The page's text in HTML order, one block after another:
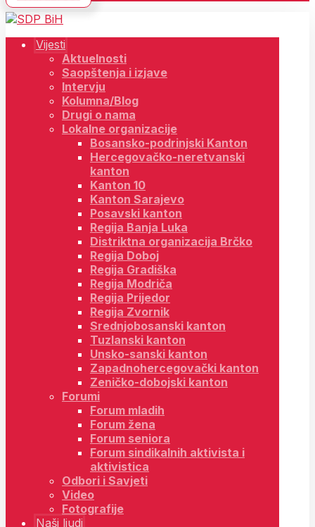
Vijesti
Aktuelnosti
Saopštenja i izjave
Intervju
Kolumna/Blog
Drugi o nama
Lokalne organizacije
Bosansko-podrinjski Kanton
Hercegovačko-neretvanski
kanton
Kanton 10
Kanton Sarajevo
Posavski kanton
Regija Banja Luka
Distriktna organizacija Brčko
Regija Doboj
Regija Gradiška
Regija Modriča
Regija Prijedor
Regija Zvornik
Srednjobosanski kanton
Tuzlanski kanton
Unsko-sanski kanton
Zapadnohercegovački kanton
Zeničko-dobojski kanton
Forumi
Forum mladih
Forum žena
Forum seniora
Forum sindikalnih aktivista i
aktivistica
Odbori i Savjeti
Video
Fotografije
Naši ljudi